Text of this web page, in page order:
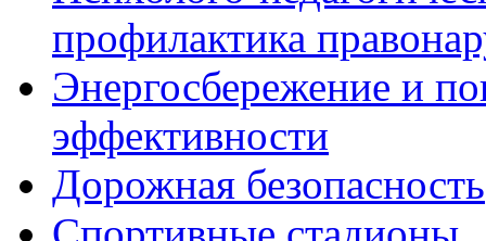
профилактика
Энергосбережение и
эффективности
Дорожная безопасность